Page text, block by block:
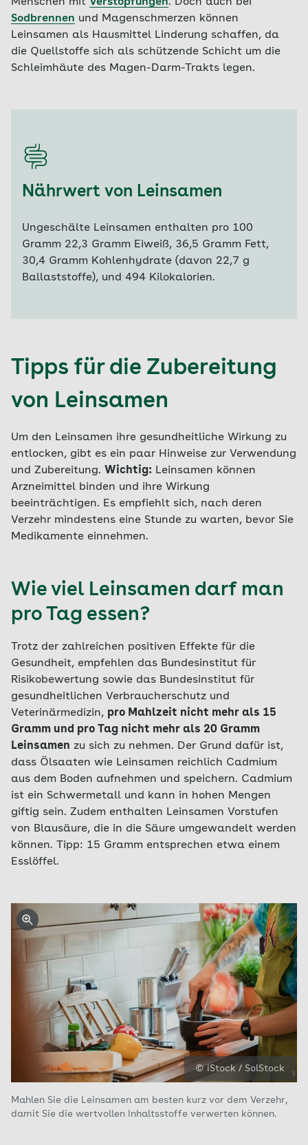
Sodbrennen und Magenschmerzen können
Leinsamen als Hausmittel Linderung schaffen, da
die Quellstoffe sich als schützende Schicht um die
Schleimhäute des Magen-Darm-Trakts legen.
Nährwert von Leinsamen
Ungeschälte Leinsamen enthalten pro 100
Gramm 22,3 Gramm Eiweiß, 36,5 Gramm Fett,
30,4 Gramm Kohlenhydrate (davon 22,7 g
Ballaststoffe), und 494 Kilokalorien.
Tipps für die Zubereitung
von Leinsamen
Um den Leinsamen ihre gesundheitliche Wirkung zu
entlocken, gibt es ein paar Hinweise zur Verwendung
und Zubereitung. Wichtig: Leinsamen können
Arzneimittel binden und ihre Wirkung
beeinträchtigen. Es empfiehlt sich, nach deren
Verzehr mindestens eine Stunde zu warten, bevor Sie
Medikamente einnehmen.
Wie viel Leinsamen darf man
pro Tag essen?
Trotz der zahlreichen positiven Effekte für die
Gesundheit, empfehlen das Bundesinstitut für
Risikobewertung sowie das Bundesinstitut für
gesundheitlichen Verbraucherschutz und
Veterinärmedizin, pro Mahlzeit nicht mehr als 15
Gramm und pro Tag nicht mehr als 20 Gramm
Leinsamen zu sich zu nehmen. Der Grund dafür ist,
dass Ölsaaten wie Leinsamen reichlich Cadmium
aus dem Boden aufnehmen und speichern. Cadmium
ist ein Schwermetall und kann in hohen Mengen
giftig sein. Zudem enthalten Leinsamen Vorstufen
von Blausäure, die in die Säure umgewandelt werden
können. Tipp: 15 Gramm entsprechen etwa einem
Esslöffel.
© iStock / SolStock
Mahlen Sie die Leinsamen am besten kurz vor dem Verzehr,
damit Sie die wertvollen Inhaltsstoffe verwerten können.